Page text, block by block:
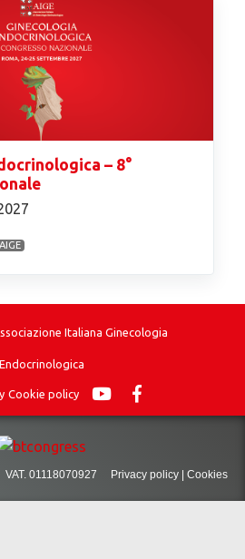
– 8°
Italiana Ginecologia
Endocrinologica
Cookie policy
VAT. 01118070927 Privacy policy| Cookies